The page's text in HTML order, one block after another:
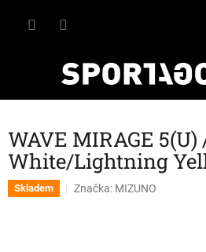
WAVE MIRAGE 5(U)
White/Lightning
Skladem Značka: MIZUNO